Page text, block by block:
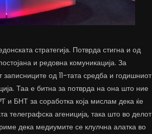
стратегија. Потврда стигна и од
и редовна комуникација. За
од 11-тата средба и годишниот
Таа е битна за потврда на она што ние
и БНТ за соработка која мислам дека ќе
телеграфска агениција, така што во делот
дека медиумите се клулчна алатка во